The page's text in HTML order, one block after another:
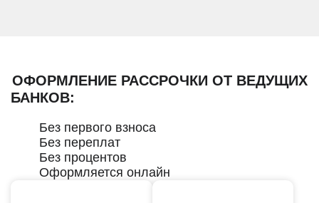
ОФОРМЛЕНИЕ РАССРОЧКИ ОТ ВЕДУЩИХ
БАНКОВ:
Без первого взноса
Без переплат
Без процентов
Оформляется онлайн